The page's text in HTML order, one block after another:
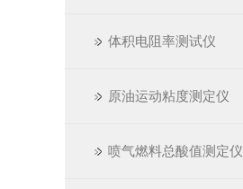
体积电阻率测试仪
原油运动粘度测定仪
喷气燃料总酸值测定仪